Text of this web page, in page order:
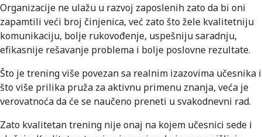
Organizacije ne ulažu u razvoj zaposlenih zato da bi oni
zapamtili veći broj činjenica, već zato što žele kvalitetniju
komunikaciju, bolje rukovođenje, uspešniju saradnju,
efikasnije rešavanje problema i bolje poslovne rezultate.
Što je trening više povezan sa realnim izazovima učesnika i
što više prilika pruža za aktivnu primenu znanja, veća je
verovatnoća da će se naučeno preneti u svakodnevni rad.
Zato kvalitetan trening nije onaj na kojem učesnici sede i